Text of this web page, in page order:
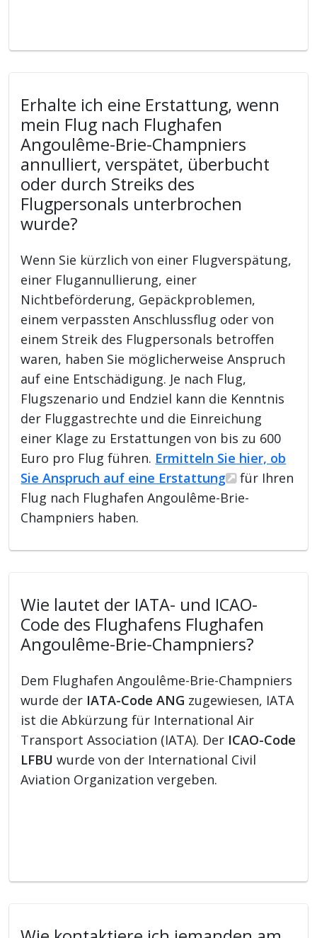
Erhalte ich eine Erstattung, wenn
mein Flug nach Flughafen
Angoulême-Brie-Champniers
annulliert, verspätet, überbucht
oder durch Streiks des
Flugpersonals unterbrochen
wurde?
Wenn Sie kürzlich von einer Flugverspätung,
einer Flugannullierung, einer
Nichtbeförderung, Gepäckproblemen,
einem verpassten Anschlussflug oder von
einem Streik des Flugpersonals betroffen
waren, haben Sie möglicherweise Anspruch
auf eine Entschädigung. Je nach Flug,
Flugszenario und Endziel kann die Kenntnis
der Fluggastrechte und die Einreichung
einer Klage zu Erstattungen von bis zu 600
Euro pro Flug führen. Ermitteln Sie hier, ob
Sie Anspruch auf eine Erstattung
für Ihren
Flug nach Flughafen Angoulême-Brie-
Champniers haben.
Wie lautet der IATA- und ICAO-
Code des Flughafens Flughafen
Angoulême-Brie-Champniers?
Dem Flughafen Angoulême-Brie-Champniers
wurde der IATA-Code ANG zugewiesen, IATA
ist die Abkürzung für International Air
Transport Association (IATA). Der ICAO-Code
LFBU wurde von der International Civil
Aviation Organization vergeben.